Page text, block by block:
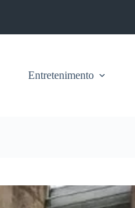
Entretenimento